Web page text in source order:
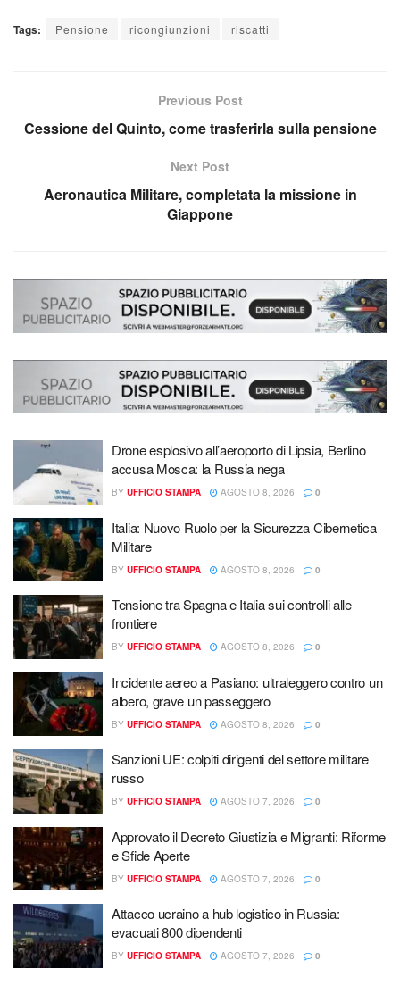
Tags: Pensione ricongiunzioni riscatti
Previous Post
Cessione del Quinto, come trasferirla sulla pensione
Next Post
Aeronautica Militare, completata la missione in
Giappone
Drone esplosivo all’aeroporto di Lipsia, Berlino
accusa Mosca: la Russia nega
BY UFFICIO STAMPA AGOSTO 8, 2026 0
Italia: Nuovo Ruolo per la Sicurezza Cibernetica
Militare
BY UFFICIO STAMPA AGOSTO 8, 2026 0
Tensione tra Spagna e Italia sui controlli alle
frontiere
BY UFFICIO STAMPA AGOSTO 8, 2026 0
Incidente aereo a Pasiano: ultraleggero contro un
albero, grave un passeggero
BY UFFICIO STAMPA AGOSTO 8, 2026 0
Sanzioni UE: colpiti dirigenti del settore militare
russo
BY UFFICIO STAMPA AGOSTO 7, 2026 0
Approvato il Decreto Giustizia e Migranti: Riforme
e Sfide Aperte
BY UFFICIO STAMPA AGOSTO 7, 2026 0
Attacco ucraino a hub logistico in Russia:
evacuati 800 dipendenti
BY UFFICIO STAMPA AGOSTO 7, 2026 0